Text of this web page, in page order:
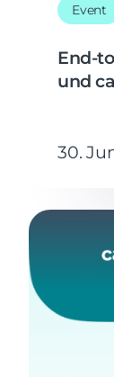
Event
End-
und
30.